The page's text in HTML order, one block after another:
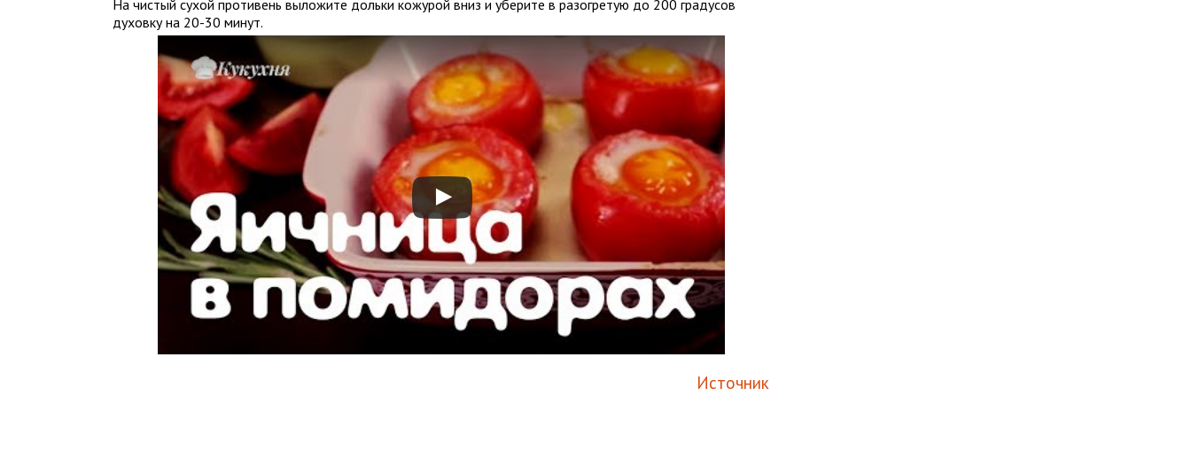
На чистый сухой противень выложите дольки кожурой вниз и уберите в разогретую до 200 градусов
духовку на 20-30 минут.
Источник